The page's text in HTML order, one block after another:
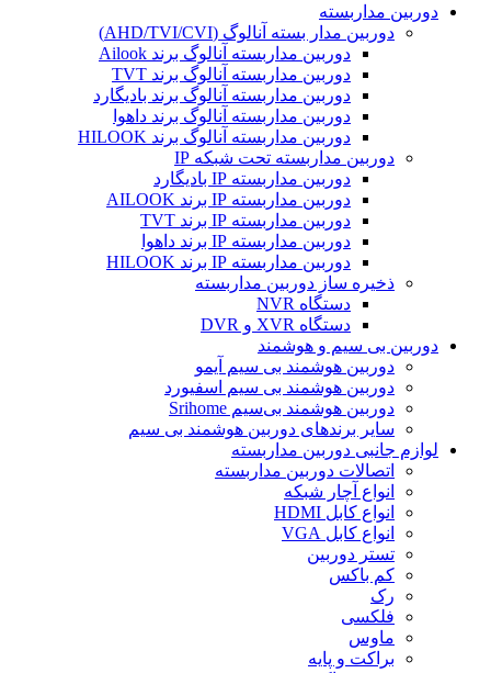
دوربین مداربسته
دوربین مدار بسته آنالوگ (AHD/TVI/CVI)
دوربین مداربسته آنالوگ برند Ailook
دوربین مداربسته آنالوگ برند TVT
دوربین مداربسته آنالوگ برند بادیگارد
دوربین مداربسته آنالوگ برند داهوا
دوربین مداربسته آنالوگ برند HILOOK
دوربین مداربسته تحت شبکه IP
دوربین مداربسته IP بادیگارد
دوربین مداربسته IP برند AILOOK
دوربین مداربسته IP برند TVT
دوربین مداربسته IP برند داهوا
دوربین مداربسته IP برند HILOOK
ذخیره ساز دوربین مداربسته
دستگاه NVR
دستگاه XVR و DVR
دوربین بی سیم و هوشمند
دوربین هوشمند بی سیم آیمو
دوربین هوشمند بی سیم اسفیورد
دوربین هوشمند بی‌سیم Srihome
سایر برندهای دوربین هوشمند بی سیم
لوازم جانبی دوربین مداربسته
اتصالات دوربین مداربسته
انواع آچار شبکه
انواع کابل HDMI
انواع کابل VGA
تستر دوربین
کم باکس
رک
فلکسی
ماوس
براکت و پایه